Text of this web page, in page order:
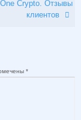
Crypto. Отзывы
клиентов
*